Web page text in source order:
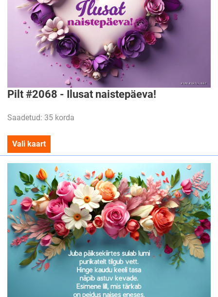
Pilt #2068 - Ilusat naistepäeva!
Saadetud: 35 korda
Vali kaart